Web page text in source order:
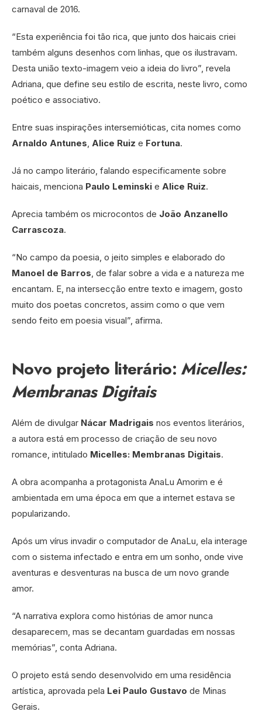
carnaval de 2016.
“Esta experiência foi tão rica, que junto dos haicais criei
também alguns desenhos com linhas, que os ilustravam.
Desta união texto-imagem veio a ideia do livro”, revela
Adriana, que define seu estilo de escrita, neste livro, como
poético e associativo.
Entre suas inspirações intersemióticas, cita nomes como
Arnaldo Antunes Alice Ruiz e Fortuna.
Já no campo literário, falando especificamente sobre
haicais, menciona Paulo Leminski e Alice Ruiz.
Aprecia também os microcontos de João Anzanello
Carrascoza.
“No campo da poesia, o jeito simples e elaborado do
Manoel de Barros , de falar sobre a vida e a natureza me
encantam. E, na intersecção entre texto e imagem, gosto
muito dos poetas concretos, assim como o que vem
sendo feito em poesia visual”, afirma.
Novo projeto literário: Micelles:
Membranas Digitais
Além de divulgar Nácar Madrigais nos eventos literários,
a autora está em processo de criação de seu novo
romance, intitulado Micelles: Membranas Digitais.
A obra acompanha a protagonista AnaLu Amorim e é
ambientada em uma época em que a internet estava se
popularizando.
Após um vírus invadir o computador de AnaLu, ela interage
com o sistema infectado e entra em um sonho, onde vive
aventuras e desventuras na busca de um novo grande
amor.
“A narrativa explora como histórias de amor nunca
desaparecem, mas se decantam guardadas em nossas
memórias”, conta Adriana.
O projeto está sendo desenvolvido em uma residência
artística, aprovada pela Lei Paulo Gustavo de Minas
Gerais.